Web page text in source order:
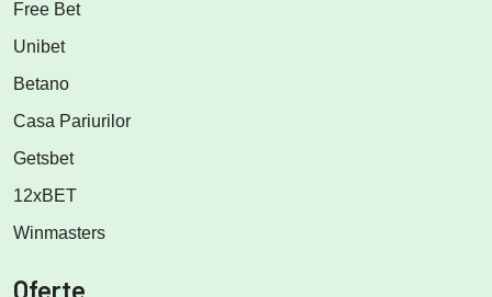
Free Bet
Unibet
Betano
Casa Pariurilor
Getsbet
12xBET
Winmasters
Oferte